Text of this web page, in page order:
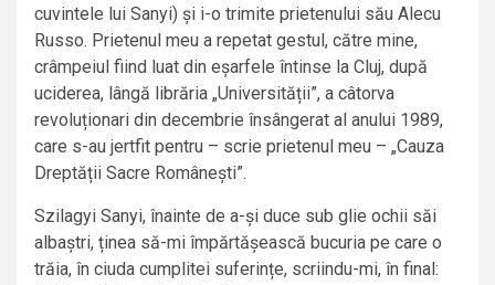
cuvintele lui Sanyi) și i-o trimite prietenului său Alecu
Russo. Prietenul meu a repetat gestul, către mine,
crâmpeiul fiind luat din eșarfele întinse la Cluj, după
uciderea, lângă librăria „Universității”, a câtorva
revoluționari din decembrie însângerat al anului 1989,
care s-au jertfit pentru – scrie prietenul meu – „Cauza
Dreptății Sacre Românești”.
Szilagyi Sanyi, înainte de a-și duce sub glie ochii săi
albaștri, ținea să-mi împărtășească bucuria pe care o
trăia, în ciuda cumplitei suferințe, scriindu-mi, în final: